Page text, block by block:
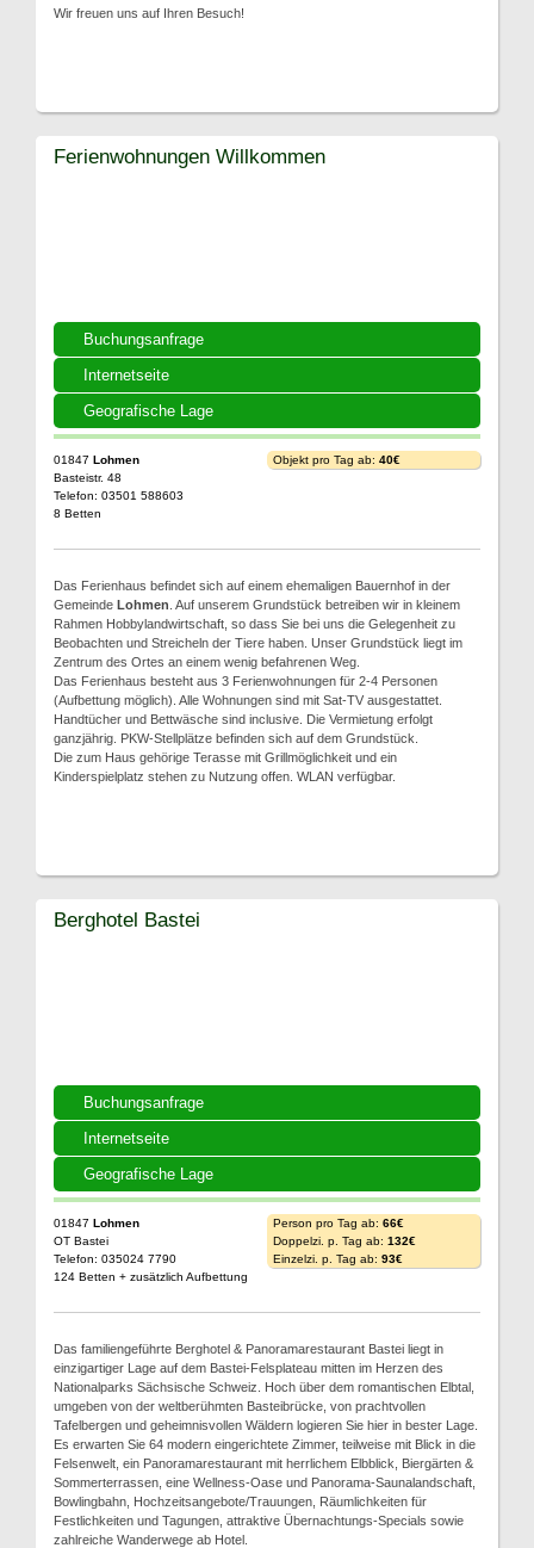
Wir freuen uns auf Ihren Besuch!
Buchungsanfrage
Internetseite
Geografische Lage
Ferienwohnungen Willkommen
01847 Lohmen
Basteistr. 48
Telefon: 03501 588603
8 Betten
Objekt pro Tag ab: 40€
Das Ferienhaus befindet sich auf einem ehemaligen Bauernhof in der
Gemeinde Lohmen . Auf unserem Grundstück betreiben wir in kleinem
Rahmen Hobbylandwirtschaft, so dass Sie bei uns die Gelegenheit zu
Beobachten und Streicheln der Tiere haben. Unser Grundstück liegt im
Zentrum des Ortes an einem wenig befahrenen Weg.
Das Ferienhaus besteht aus 3 Ferienwohnungen für 2-4 Personen
(Aufbettung möglich). Alle Wohnungen sind mit Sat-TV ausgestattet.
Handtücher und Bettwäsche sind inclusive. Die Vermietung erfolgt
ganzjährig. PKW-Stellplätze befinden sich auf dem Grundstück.
Die zum Haus gehörige Terasse mit Grillmöglichkeit und ein
Kinderspielplatz stehen zu Nutzung offen. WLAN verfügbar.
Buchungsanfrage
Internetseite
Geografische Lage
Berghotel Bastei
01847 Lohmen
OT Bastei
Telefon: 035024 7790
124 Betten + zusätzlich Aufbettung
Person pro Tag ab: 66€
Doppelzi. p. Tag ab: 132€
Einzelzi. p. Tag ab: 93€
Das familiengeführte Berghotel & Panoramarestaurant Bastei liegt in
einzigartiger Lage auf dem Bastei-Felsplateau mitten im Herzen des
Nationalparks Sächsische Schweiz. Hoch über dem romantischen Elbtal,
umgeben von der weltberühmten Basteibrücke, von prachtvollen
Tafelbergen und geheimnisvollen Wäldern logieren Sie hier in bester Lage.
Es erwarten Sie 64 modern eingerichtete Zimmer, teilweise mit Blick in die
Felsenwelt, ein Panoramarestaurant mit herrlichem Elbblick, Biergärten &
Sommerterrassen, eine Wellness-Oase und Panorama-Saunalandschaft,
Bowlingbahn, Hochzeitsangebote/Trauungen, Räumlichkeiten für
Festlichkeiten und Tagungen, attraktive Übernachtungs-Specials sowie
zahlreiche Wanderwege ab Hotel.